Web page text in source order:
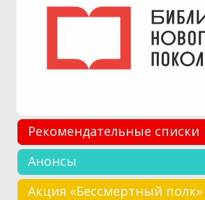
Рекомендательные списки
Анонсы
Акция «Бессмертный полк»